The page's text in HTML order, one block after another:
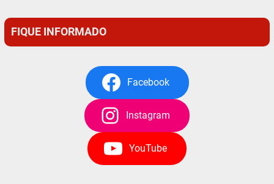
FIQUE INFORMADO
Facebook
Instagram
YouTube